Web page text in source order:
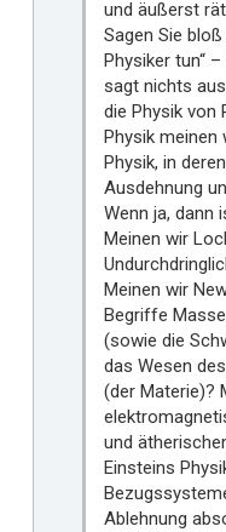
und äußerst
Sagen Sie
Physiker tun“
sagt nichts
die Physik von
Physik meinen
Physik, in
Ausdehnung
Wenn ja, dann
Meinen wir
Meinen wir
Begriffe
(sowie die
das Wesen
(der Materie)?
und
Einsteins
Ablehnung